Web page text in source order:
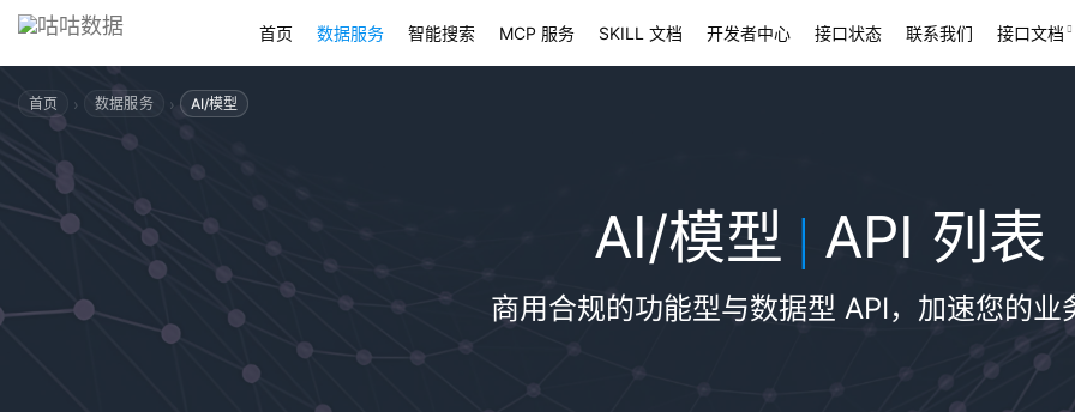
首页 数据服务 智能搜索 MCP 服务 SKILL 文档 开发者中心 接口状态 联系我们 接口文档
首页 › 数据服务 › AI/模型
AI/模型 | API 列表
商用合规的功能型与数据型 API，加速您的业